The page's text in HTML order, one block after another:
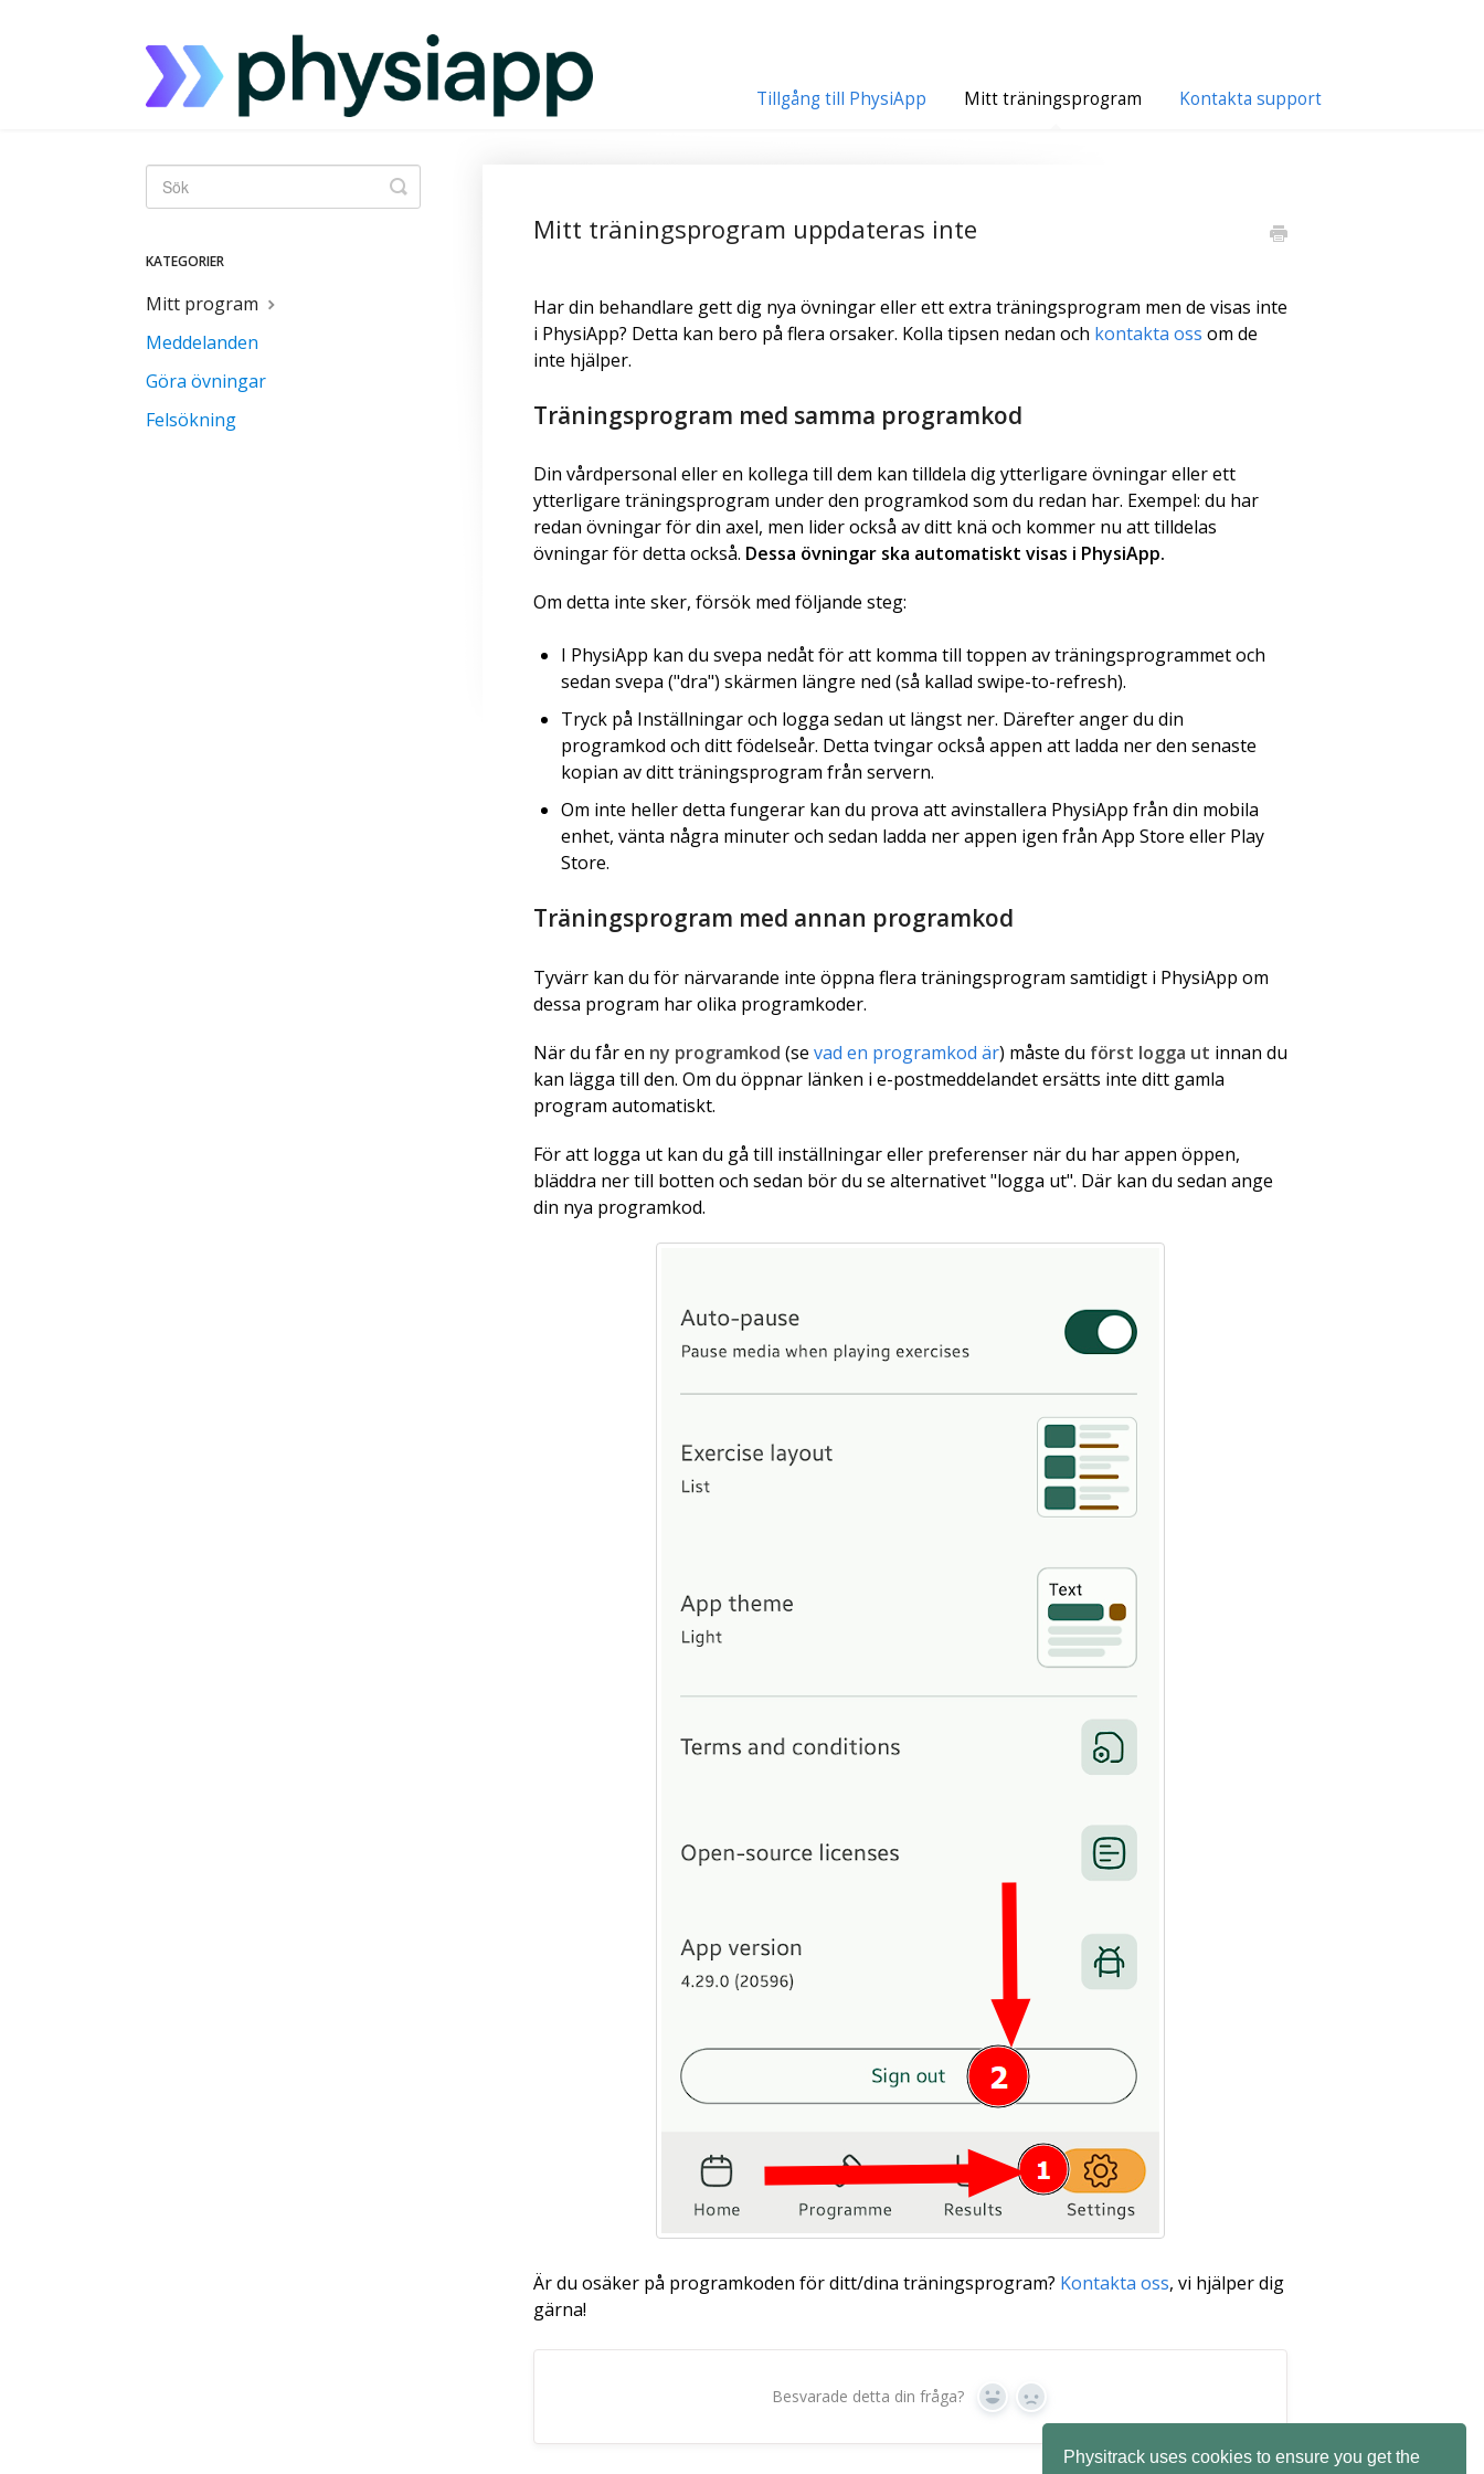
Physitrack uses cookies to ensure you get the
Tillgång till PhysiApp Mitt träningsprogram Kontakta support
Mitt träningsprogram uppdateras inte
Har din behandlare gett dig nya övningar eller ett extra träningsprogram men de visas inte
i PhysiApp? Detta kan bero på flera orsaker. Kolla tipsen nedan och kontakta oss om de
inte hjälper.
Träningsprogram med samma programkod
Din vårdpersonal eller en kollega till dem kan tilldela dig ytterligare övningar eller ett
ytterligare träningsprogram under den programkod som du redan har. Exempel: du har
redan övningar för din axel, men lider också av ditt knä och kommer nu att tilldelas
övningar för detta också. Dessa övningar ska automatiskt visas i PhysiApp.
Om detta inte sker, försök med följande steg:
I PhysiApp kan du svepa nedåt för att komma till toppen av träningsprogrammet och
sedan svepa ("dra") skärmen längre ned (så kallad swipe-to-refresh).
Tryck på Inställningar och logga sedan ut längst ner. Därefter anger du din
programkod och ditt födelseår. Detta tvingar också appen att ladda ner den senaste
kopian av ditt träningsprogram från servern.
Om inte heller detta fungerar kan du prova att avinstallera PhysiApp från din mobila
enhet, vänta några minuter och sedan ladda ner appen igen från App Store eller Play
Store.
Träningsprogram med annan programkod
Tyvärr kan du för närvarande inte öppna flera träningsprogram samtidigt i PhysiApp om
dessa program har olika programkoder.
När du får en ny programkod (se vad en programkod är) måste du först logga ut innan du
kan lägga till den. Om du öppnar länken i e-postmeddelandet ersätts inte ditt gamla
program automatiskt.
För att logga ut kan du gå till inställningar eller preferenser när du har appen öppen,
bläddra ner till botten och sedan bör du se alternativet "logga ut". Där kan du sedan ange
din nya programkod.
Är du osäker på programkoden för ditt/dina träningsprogram? Kontakta oss, vi hjälper dig
gärna!
Besvarade detta din fråga? Ja Nej
Toggle
Sök
KATEGORIER
Mitt program
Meddelanden
Göra övningar
Felsökning